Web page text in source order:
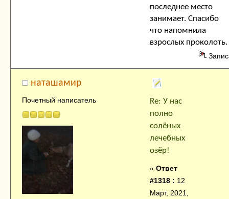
последнее место
занимает. Спасибо
что напомнила
взрослых проколоть.
наташамир
Почетный написатель
Re: У нас
полно
солёных
лечебных
озёр!
« Ответ
#1318 : 12
Март, 2021,